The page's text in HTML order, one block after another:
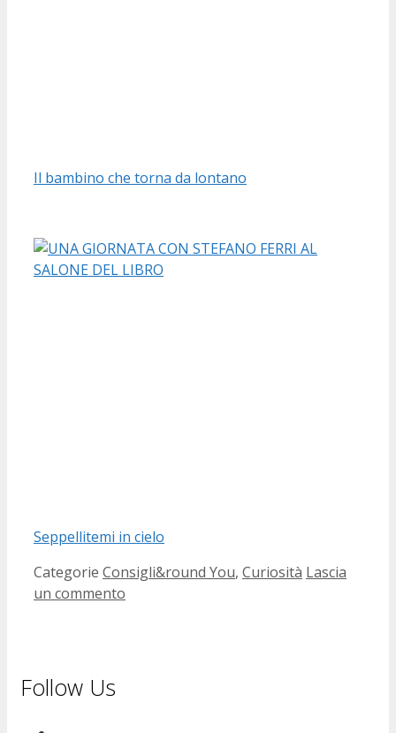
Il bambino che torna da lontano
Seppellitemi in cielo
Categorie Consigli&round You, Curiosità Lascia
un commento
Follow Us